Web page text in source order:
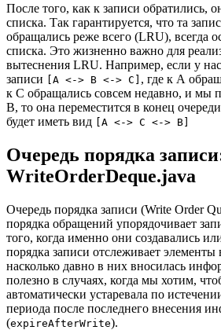
После того, как к записи обратились,
списка. Так гарантируется, что та
обращались реже всего (LRU), всегда
списка. Это жизненно важно для
вытеснения LRU. Например, если у
записи [A <-> B <-> C] , где к A
к C обращались совсем недавно, и мы
B, то она переместится в конец
будет иметь вид [A <-> C <-> B]
Очередь порядка
WriteOrderDeque.java
Очередь порядка записи (Write Order
порядка обращений упорядочивает
того, когда именно они создавались
порядка записи отслеживает элементы
насколько давно в них вносилась
полезно в случаях, когда мы хотим,
автоматически устаревала по
периода после последнего внесения
(expireAfterWrite).